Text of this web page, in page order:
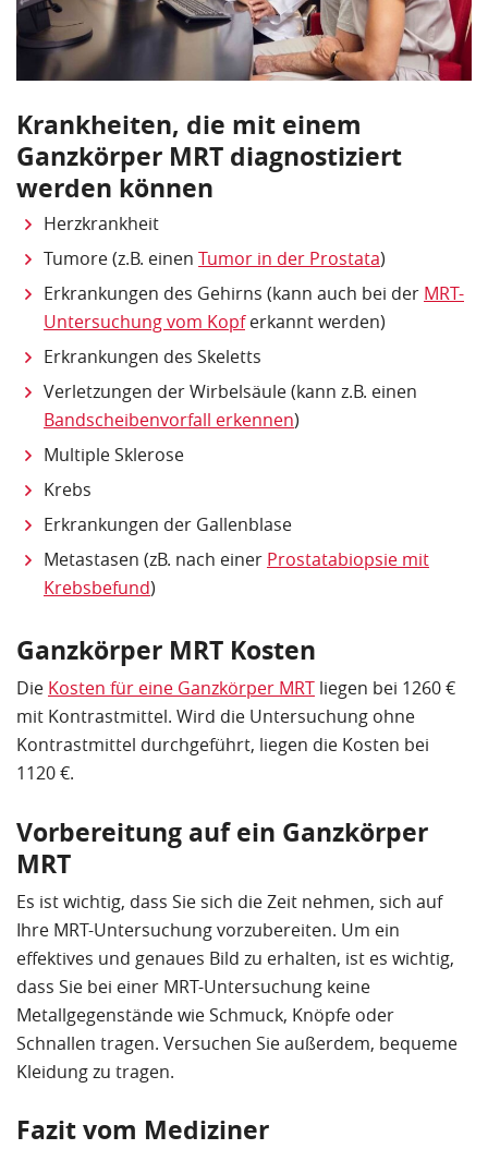
Krankheiten, die mit einem
Ganzkörper MRT diagnostiziert
werden können
Herzkrankheit
Tumore (z.B. einen Tumor in der Prostata)
Erkrankungen des Gehirns (kann auch bei der MRT-
Untersuchung vom Kopferkannt werden)
Erkrankungen des Skeletts
Verletzungen der Wirbelsäule (kann z.B. einen
Bandscheibenvorfall erkennen)
Multiple Sklerose
Krebs
Erkrankungen der Gallenblase
Metastasen (zB. nach einer Prostatabiopsie mit
Krebsbefund)
Ganzkörper MRT Kosten
Die Kosten für eine Ganzkörper MRT liegen bei 1260 €
mit Kontrastmittel. Wird die Untersuchung ohne
Kontrastmittel durchgeführt, liegen die Kosten bei
1120 €.
Vorbereitung auf ein Ganzkörper
MRT
Es ist wichtig, dass Sie sich die Zeit nehmen, sich auf
Ihre MRT-Untersuchung vorzubereiten. Um ein
effektives und genaues Bild zu erhalten, ist es wichtig,
dass Sie bei einer MRT-Untersuchung keine
Metallgegenstände wie Schmuck, Knöpfe oder
Schnallen tragen. Versuchen Sie außerdem, bequeme
Kleidung zu tragen.
Fazit vom Mediziner